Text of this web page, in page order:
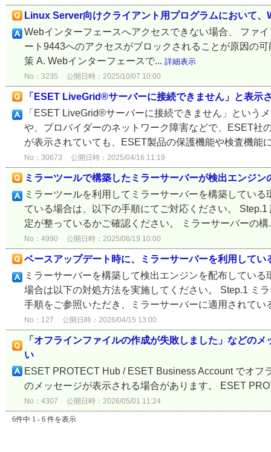
Linux Server向けクライアント用プログラムにおいて
Webインターフェースへアクセスできない場合、 ファ
ート9443へのアクセスがブロックされることが原因の
策 A. Webインターフェースで... 詳細表示
No：3235 公開日時：2025/10/07 10:00
「ESET LiveGrid®サーバーに接続できません」と表示
「ESET LiveGrid®サーバーに接続できません」という
や、プロバイダーのネットワーク障害などで、ESET社
が表示されていても、ESET製品の保護機能や検査機能
No：30673 公開日時：2025/04/16 11:19
ミラーツールで構築したミラーサーバーが検出エンジ
ミラーツールを利用してミラーサーバーを構築してい
ている場合は、以下の手順にてご対応ください。
定が整っているかご確認ください。 ミラーサーバーの
No：4990 公開日時：2025/06/19 10:00
ベースアップデート時に、ミラーサーバーを利用して
ミラーサーバーを構築して検出エンジンを配布してい
場合は以下の対処方法を実施してください。 Step.1 ミ
手順をご参照いただき、ミラーサーバーに適用されて
No：127 公開日時：2026/04/15 13:00
「オフラインファイルの作成が失敗しました」などの
い
ESET PROTECT Hub / ESET Business Account でオ
のメッセージが表示される場合があります。 ESET
No：4307 公開日時：2026/05/01 11:24
6件中 1 - 6 件を表示